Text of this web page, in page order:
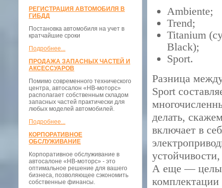
РЕГИСТРАЦИЯ АВТОМОБИЛЯ В
ГИБДД
Постановка автомобиля на учет в
кратчайшие сроки
Подробнее...
ПРОДАЖА ЗАПАСНЫХ ЧАСТЕЙ И
АКСЕССУАРОВ
Помимо современного технического
центра, автосалон «НВ-моторс»
располагает собственным складом
запасных частей практически для
любых моделей автомобилей.
Подробнее...
КОРПОРАТИВНОЕ
ОБСЛУЖИВАНИЕ
Корпоративное обслуживание в
автосалоне «НВ-моторс» - это
оптимальное решение для вашего
бизнеса, позволяющее сэкономить
собственные финансы.
Ambiente;
Trend;
Titanium
Black);
Sport.
Разница
Sport
делать,
включает в
А еще —